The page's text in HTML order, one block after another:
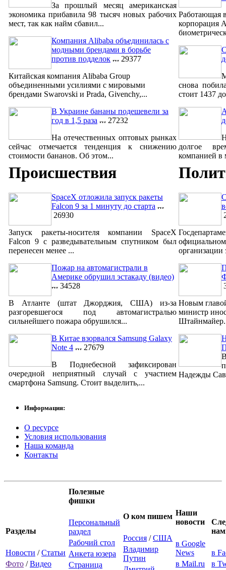
За прошлый месяц американская
экономика прибавила 98 тысяч новых рабочих
мест, так как найм сбавил...
Компания Alibaba объединилась с
модными брендами в борьбе
против подделок
29377
Китайская компания Alibaba Group
объединенными усилиями с мировыми
брендами Swarovski и Prada, Givenchy,...
В Украине бананы подешевели за
год в 1,5 раза
27232
На отечественных оптовых рынках
сейчас отмечается тенденция к снижению
стоимости бананов. Об этом...
Работающая
корпорация
снова
стоит 1437
долгое
компанией в
Происшествия
SpaceX отложила запуск ракеты
Falcon 9 за 1 минуту до старта
26930
Запуск ракеты-носителя компании SpaceX
Falcon 9 с разведывательным спутником был
перенесен менее ...
Пожар на автомагистрали в
Америке обрушил эстакаду (видео)
34528
В Атланте (штат Джорджия, США) из-за
разгоревшегося под автомагистралью
сильнейшего пожара обрушился...
В Китае взорвался Samsung Galaxy
Note 4
27679
В Поднебесной зафиксирован
очередной неприятный случай с участием
смартфона Samsung. Стоит выделить,...
организации
Новым
министр
Надежды
Информация:
О ресурсе
Условия использования
Наша команда
Контакты
Разделы
Новости /Статьи
Фото /Видео
Полезные
фишки
Персональный
раздел
Рабочий стол
Анкета юзера
Страница
О ком пишем
Россия /США
Владимир
Путин
Наши
новости
в Google
News
в Mail.ru
в
в